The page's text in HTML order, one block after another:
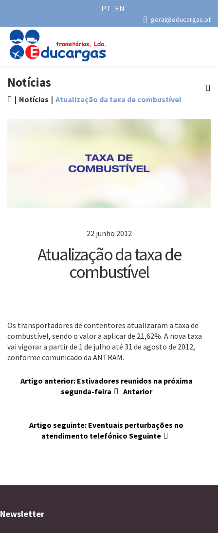
PT EN
geral@educargas.pt
Notícias
Notícias Atualização da taxa de combustível
22 junho 2012
Atualização da taxa de
combustível
Os transportadores de contentores atualizaram a taxa de
combustível, sendo o valor a aplicar de 21,62%. A nova taxa
vai vigorar a partir de 1 de julho até 31 de agosto de 2012,
conforme comunicado da ANTRAM.
Artigo anterior: Estivadores reunidos na próxima
segunda-feira
Anterior
Artigo seguinte: Eventuais perturbações no
atendimento telefónico Seguinte
Newsletter